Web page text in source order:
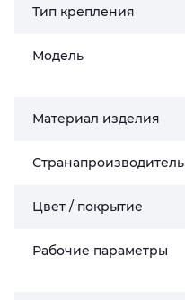
Тип крепления
Мoдель
Материал изделия
Странапроизводитель
Цвет / покрытие
Рабочие параметры